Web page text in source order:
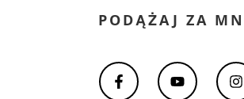
PODĄŻAJ ZA